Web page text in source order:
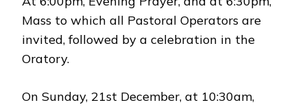
Mass to which all Pastoral Operators are
invited, followed by a celebration in the
Oratory.
On Sunday, 21st December, at 10:30am,